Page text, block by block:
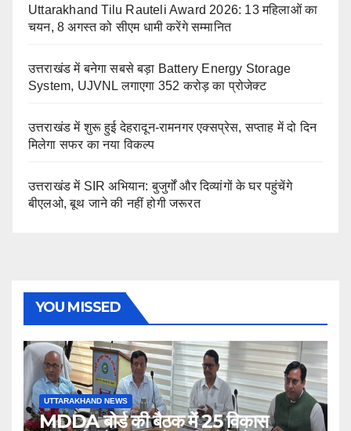
Uttarakhand Tilu Rauteli Award 2026: 13 महिलाओं का
चयन, 8 अगस्त को सीएम धामी करेंगे सम्मानित
उत्तराखंड में बनेगा सबसे बड़ा Battery Energy Storage
System, UJVNL लगाएगा 352 करोड़ का प्रोजेक्ट
उत्तराखंड में शुरू हुई देहरादून-रामनगर एक्सप्रेस, सप्ताह में दो दिन
मिलेगा सफर का नया विकल्प
उत्तराखंड में SIR अभियान: बुजुर्गों और दिव्यांगों के घर पहुंचेंगे
बीएलओ, बूथ जाने की नहीं होगी जरूरत
YOU MISSED
UTTARAKHAND NEWS
MDDA बोर्ड की बैठक में 25 विकास